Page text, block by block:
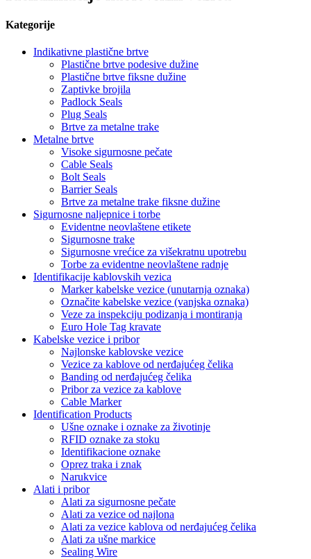
Kategorije
Indikativne plastične brtve
Plastične brtve podesive dužine
Plastične brtve fiksne dužine
Zaptivke brojila
Padlock Seals
Plug Seals
Brtve za metalne trake
Metalne brtve
Visoke sigurnosne pečate
Cable Seals
Bolt Seals
Barrier Seals
Brtve za metalne trake fiksne dužine
Sigurnosne naljepnice i torbe
Evidentne neovlaštene etikete
Sigurnosne trake
Sigurnosne vrećice za višekratnu upotrebu
Torbe za evidentne neovlaštene radnje
Identifikacije kablovskih vezica
Marker kabelske vezice (unutarnja oznaka)
Označite kabelske vezice (vanjska oznaka)
Veze za inspekciju podizanja i montiranja
Euro Hole Tag kravate
Kabelske vezice i pribor
Najlonske kablovske vezice
Vezice za kablove od nerđajućeg čelika
Banding od nerđajućeg čelika
Pribor za vezice za kablove
Cable Marker
Identification Products
Ušne oznake i oznake za životinje
RFID oznake za stoku
Identifikacione oznake
Oprez traka i znak
Narukvice
Alati i pribor
Alati za sigurnosne pečate
Alati za vezice od najlona
Alati za vezice kablova od nerđajućeg čelika
Alati za ušne markice
Sealing Wire